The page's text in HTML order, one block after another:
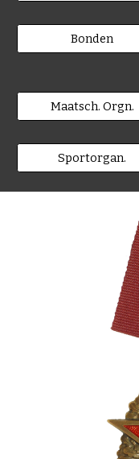
Bonden
Maatsch. Orgn.
Sportorgan.